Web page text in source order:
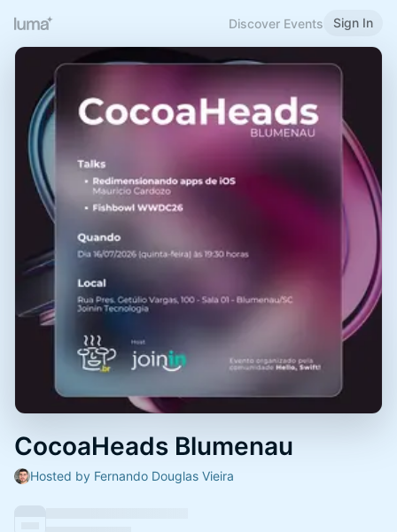
Discover Events Sign In
CocoaHeads Blumenau
Hosted by Fernando Douglas Vieira